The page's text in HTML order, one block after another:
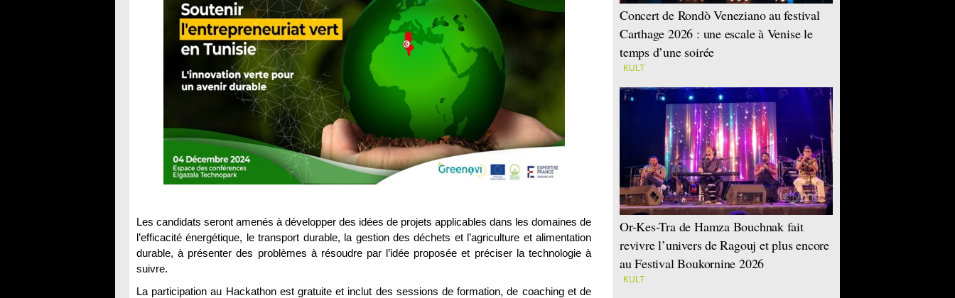
Les candidats seront amenés à développer des idées de projets applicables dans les domaines de
l’efficacité énergétique, le transport durable, la gestion des déchets et l’agriculture et alimentation
durable, à présenter des problèmes à résoudre par l’idée proposée et préciser la technologie à
suivre.
La participation au Hackathon est gratuite et inclut des sessions de formation, de coaching et de
Concert de Rondò Veneziano au festival
Carthage 2026 : une escale à Venise le
temps d’une soirée
KULT
Or-Kes-Tra de Hamza Bouchnak fait
revivre l’univers de Ragouj et plus encore
au Festival Boukornine 2026
KULT